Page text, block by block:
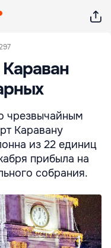
чрезвычайным
Каравану
из 22 единиц
прибыла на
собрания.